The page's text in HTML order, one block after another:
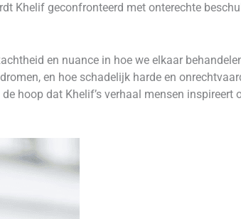
Khelif geconfronteerd met onterechte
en nuance in hoe we elkaar
en hoe schadelijk harde en
hoop dat Khelif’s verhaal mensen inspireert